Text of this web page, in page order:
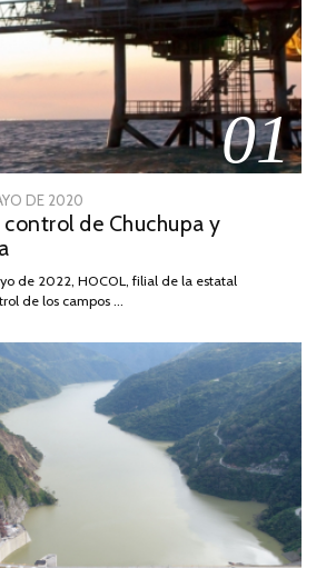
01
DE 2020
DE
2026
de Chuchupa y
de 2022, HOCOL, filial de la estatal
de los campos …